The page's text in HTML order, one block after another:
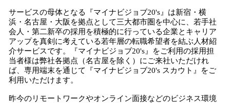
サービスの母体となる『マイナビジョブ20's』は新宿・横
浜・名古屋・大阪を拠点として三大都市圏を中心に、若手社
会人・第二新卒の採用を積極的に行っている企業とキャリア
アップを真剣に考えている若年層の転職希望者を結ぶ人材紹
介サービスです。『マイナビジョブ20's』をご利用の採用担
当者様は弊社各拠点（名古屋を除く）にご来社いただけれ
ば、専用端末を通じて『マイナビジョブ20's スカウト』をご
利用いただけます。
昨今のリモートワークやオンライン面接などのビジネス環境